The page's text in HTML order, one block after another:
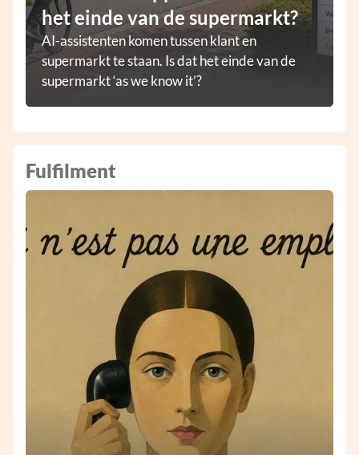
het einde van de supermarkt?
AI-assistenten komen tussen klant en
supermarkt te staan. Is dat het einde van de
supermarkt ‘as we know it’?
Fulfilment